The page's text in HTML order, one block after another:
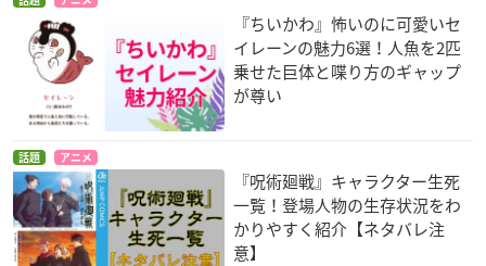
『ちいかわ』怖いのに可愛いセ
イレーンの魅力6選！人魚を2匹
乗せた巨体と喋り方のギャップ
が尊い
話題 アニメ
『呪術廻戦』キャラクター生死
一覧！登場人物の生存状況をわ
かりやすく紹介【ネタバレ注
意】